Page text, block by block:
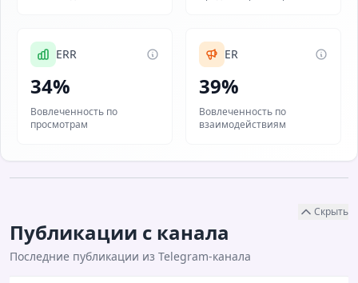
ERR
34%
Вовлеченность по
просмотрам
ER
39%
Вовлеченность по
взаимодействиям
Скрыть
Публикации с канала
Последние публикации из Telegram-канала